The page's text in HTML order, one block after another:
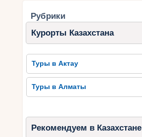
Рубрики
Курорты Казахстана
Туры в Актау
Туры в Алматы
Рекомендуем в Казахстане